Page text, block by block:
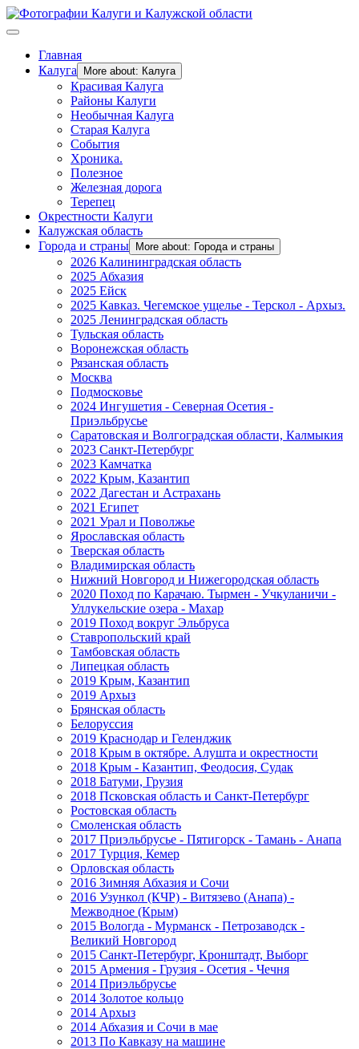
Главная
Калуга
More about: Калуга
Красивая Калуга
Районы Калуги
Необычная Калуга
Старая Калуга
События
Хроника.
Полезное
Железная дорога
Терепец
Окрестности Калуги
Калужская область
Города и страны
More about: Города и страны
2026 Калининградская область
2025 Абхазия
2025 Ейск
2025 Кавказ. Чегемское ущелье - Терскол - Архыз.
2025 Ленинградская область
Тульская область
Воронежская область
Рязанская область
Москва
Подмосковье
2024 Ингушетия - Северная Осетия -
Приэльбрусье
Саратовская и Волгоградская области, Калмыкия
2023 Санкт-Петербург
2023 Камчатка
2022 Крым, Казантип
2022 Дагестан и Астрахань
2021 Египет
2021 Урал и Поволжье
Ярославская область
Тверская область
Владимирская область
Нижний Новгород и Нижегородская область
2020 Поход по Карачаю. Тырмен - Учкуланичи -
Уллукельские озера - Махар
2019 Поход вокруг Эльбруса
Ставропольский край
Тамбовская область
Липецкая область
2019 Крым, Казантип
2019 Архыз
Брянская область
Белоруссия
2019 Краснодар и Геленджик
2018 Крым в октябре. Алушта и окрестности
2018 Крым - Казантип, Феодосия, Судак
2018 Батуми, Грузия
2018 Псковская область и Санкт-Петербург
Ростовская область
Смоленская область
2017 Приэльбрусье - Пятигорск - Тамань - Анапа
2017 Турция, Кемер
Орловская область
2016 Зимняя Абхазия и Сочи
2016 Узункол (КЧР) - Витязево (Анапа) -
Межводное (Крым)
2015 Вологда - Мурманск - Петрозаводск -
Великий Новгород
2015 Санкт-Петербург, Кронштадт, Выборг
2015 Армения - Грузия - Осетия - Чечня
2014 Приэльбрусье
2014 Золотое кольцо
2014 Архыз
2014 Абхазия и Сочи в мае
2013 По Кавказу на машине